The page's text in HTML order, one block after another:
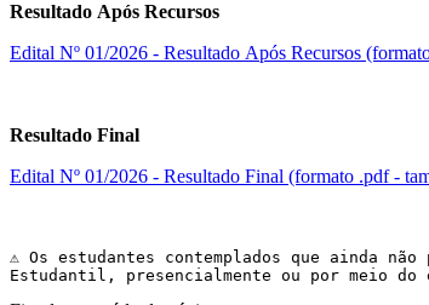
Resultado Após Recursos
Edital Nº 01/2026 - Resultado Após Recursos
Resultado Final
Edital Nº 01/2026 - Resultado Final (formato .pdf -
⚠️ Os estudantes contemplados que ainda
Estudantil, presencialmente ou por meio do